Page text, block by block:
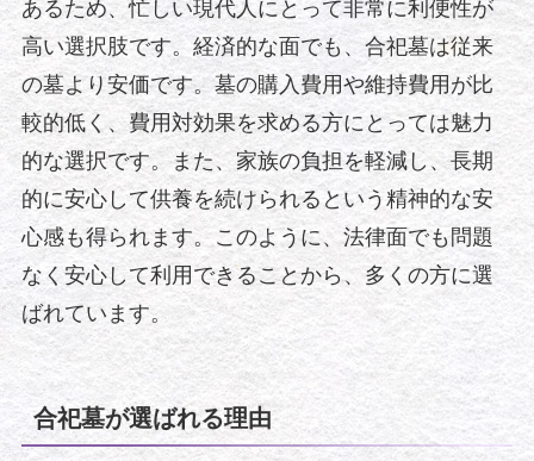
あるため、忙しい現代人にとって非常に利便性が
高い選択肢です。経済的な面でも、合祀墓は従来
の墓より安価です。墓の購入費用や維持費用が比
較的低く、費用対効果を求める方にとっては魅力
的な選択です。また、家族の負担を軽減し、長期
的に安心して供養を続けられるという精神的な安
心感も得られます。このように、法律面でも問題
なく安心して利用できることから、多くの方に選
ばれています。
合祀墓が選ばれる理由